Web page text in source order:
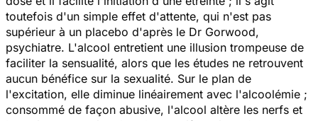
toutefois d'un simple effet d'attente, qui n'est pas
supérieur à un placebo d'après le Dr Gorwood,
psychiatre. L'alcool entretient une illusion trompeuse de
faciliter la sensualité, alors que les études ne retrouvent
aucun bénéfice sur la sexualité. Sur le plan de
l'excitation, elle diminue linéairement avec l'alcoolémie ;
consommé de façon abusive, l'alcool altère les nerfs et